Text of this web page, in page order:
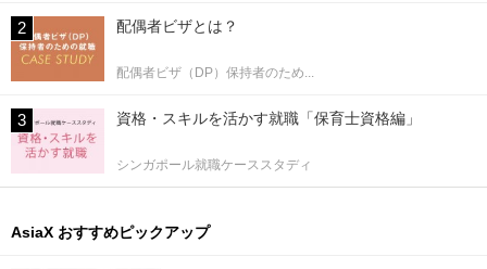
配偶者ビザとは？
配偶者ビザ（DP）保持者のため...
資格・スキルを活かす就職「保育士資格編」
シンガポール就職ケーススタディ
AsiaX おすすめピックアップ